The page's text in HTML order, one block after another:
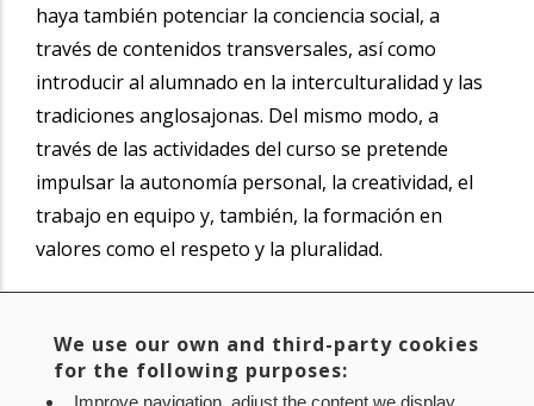
haya también potenciar la conciencia social, a
través de contenidos transversales, así como
introducir al alumnado en la interculturalidad y las
tradiciones anglosajonas. Del mismo modo, a
través de las actividades del curso se pretende
impulsar la autonomía personal, la creatividad, el
trabajo en equipo y, también, la formación en
valores como el respeto y la pluralidad.
SABER MÁS
Compartir
We use our own and third-party cookies
for the following purposes:
Improve navigation, adjust the content we display